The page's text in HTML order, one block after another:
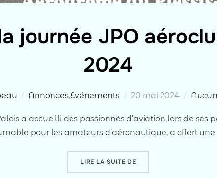
journée JPO
2024
Annonces,Evénements
Publié
20 mai 2024
a accueilli des passionnés d’aviation lors de ses
pour les amateurs d’aéronautique, a offert une
LIRE LA SUITE DE« RETOUR SUR LA